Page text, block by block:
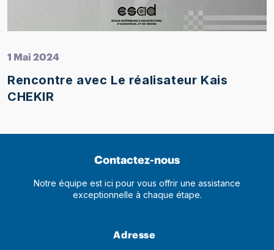
1 Mai 2024
Rencontre avec Le réalisateur Kais
CHEKIR
Contactez-nous
Notre équipe est ici pour vous offrir une assistance
exceptionnelle à chaque étape.
Adresse